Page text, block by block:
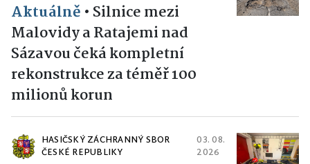
Aktuálně • Silnice mezi
Malovidy a Ratajemi nad
Sázavou čeká kompletní
rekonstrukce za téměř 100
milionů korun
HASIČSKÝ ZÁCHRANNÝ SBOR
ČESKÉ REPUBLIKY
03. 08.
2026